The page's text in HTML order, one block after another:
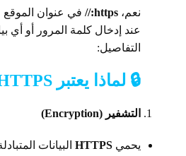
نعم، https://
في عنوان
عند إدخال كلمة المرور أو أي
التفاصيل:
🔒 لماذا يعتبر
التشفير (Encryption)
يحمي HTTPS البيانات